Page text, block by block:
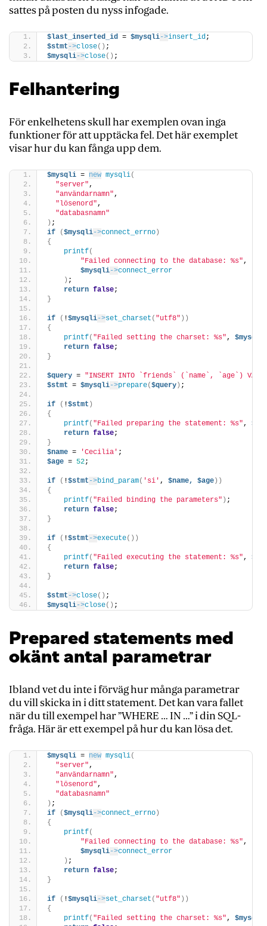
sattes på posten du nyss infogade.
$last_inserted_id = $mysqli->insert_id;
$stmt ->close() ;
$mysqli->close() ;
Felhantering
För enkelhetens skull har exemplen ovan inga
funktioner för att upptäcka fel. Det här exemplet
visar hur du kan fånga upp dem.
$mysqli = new mysqli(
"server",
"användarnamn",
"lösenord",
"databasnamn"
) ;
if
($mysqli->connect_errno )
{
printf(
"Failed connecting to the database: %s",
$mysqli->connect_error
) ;
return false;
}
if ( !$mysqli->set_charset ( "utf8" ))
{
printf( "Failed setting the charset: %s", $mysqli
return false;
}
$query = "INSERT INTO `friends` (`name`, `age`)
$stmt = $mysqli->prepare($query ) ;
if ( !$stmt )
{
printf( "Failed preparing the statement: %s",
return false;
}
$name = 'Cecilia' ;
$age = 52;
if ( !$stmt ->bind_param( 'si' , $name, $age ))
{
printf( "Failed binding the parameters" ) ;
return false;
}
if ( !$stmt ->execute())
{
printf( "Failed executing the statement: %s",
return false;
}
$stmt ->close() ;
$mysqli->close() ;
Prepared statements med
okänt antal parametrar
Ibland vet du inte i förväg hur många parametrar
du vill skicka in i ditt statement. Det kan vara fallet
när du till exempel har ”WHERE … IN …” i din SQL-
fråga. Här är ett exempel på hur du kan lösa det.
$mysqli = new mysqli(
"server",
"användarnamn",
"lösenord",
"databasnamn"
) ;
if
($mysqli->connect_errno )
{
printf(
"Failed connecting to the database: %s",
$mysqli->connect_error
) ;
return false;
}
if ( !$mysqli->set_charset ( "utf8" ))
{
printf( "Failed setting the charset: %s", $mysqli